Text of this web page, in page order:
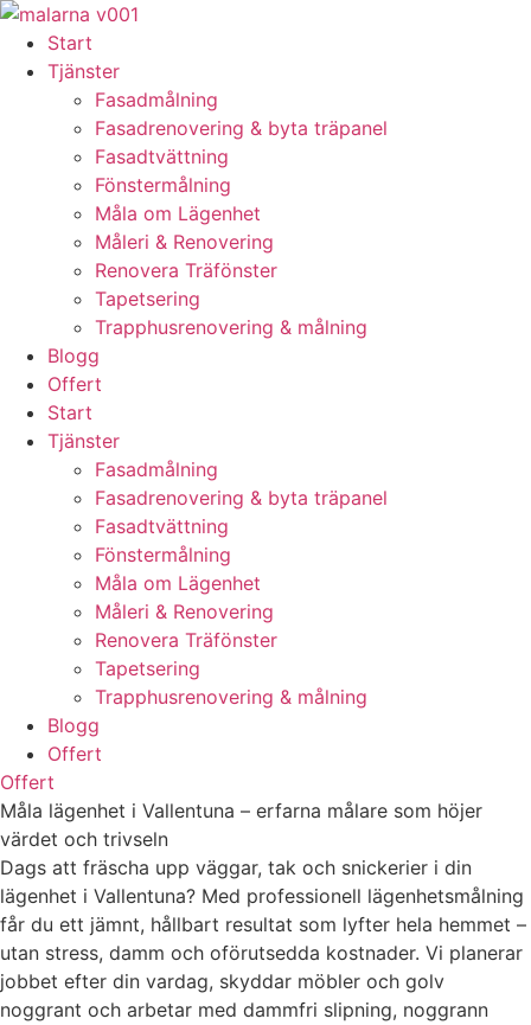
Skip
content
Start
Tjänster
Fasadmålning
Fasadrenovering & byta träpanel
Fasadtvättning
Fönstermålning
Måla om Lägenhet
Måleri & Renovering
Renovera Träfönster
Tapetsering
Trapphusrenovering & målning
Blogg
Offert
Start
Tjänster
Fasadmålning
Fasadrenovering & byta träpanel
Fasadtvättning
Fönstermålning
Måla om Lägenhet
Måleri & Renovering
Renovera Träfönster
Tapetsering
Trapphusrenovering & målning
Blogg
Offert
Offert
Måla lägenhet i Vallentuna – erfarna målare som höjer
värdet och trivseln
Dags att fräscha upp väggar, tak och snickerier i din
lägenhet i Vallentuna? Med professionell lägenhetsmålning
får du ett jämnt, hållbart resultat som lyfter hela hemmet –
utan stress, damm och oförutsedda kostnader. Vi planerar
jobbet efter din vardag, skyddar möbler och golv
noggrant och arbetar med dammfri slipning, noggrann